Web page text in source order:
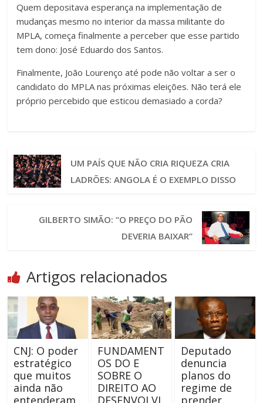
Quem depositava esperança na implementação de
mudanças mesmo no interior da massa militante do
MPLA, começa finalmente a perceber que esse partido
tem dono: José Eduardo dos Santos.
Finalmente, João Lourenço até pode não voltar a ser o
candidato do MPLA nas próximas eleições. Não terá ele
próprio percebido que esticou demasiado a corda?
UM PAÍS QUE NÃO CRIA RIQUEZA CRIA
LADRÕES: ANGOLA É O EXEMPLO DISSO
GILBERTO SIMÃO: “O PREÇO DO PÃO
DEVERIA BAIXAR”
Artigos relacionados
CNJ: O poder
estratégico
que muitos
ainda não
entenderam
FUNDAMENT
OS DO E
SOBRE O
DIREITO AO
DESENVOLVI
Deputado
denuncia
planos do
regime de
prender